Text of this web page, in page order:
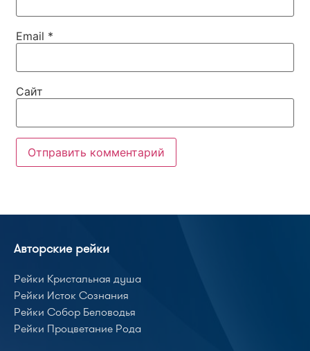
Email *
Сайт
Авторские рейки
Рейки Кристальная душа
Рейки Исток Сознания
Рейки Собор Беловодья
Рейки Процветание Рода